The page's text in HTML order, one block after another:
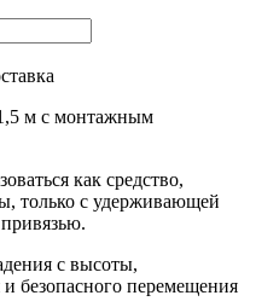
м с монтажным
как средство,
только с удерживающей
с высоты,
безопасного перемещения